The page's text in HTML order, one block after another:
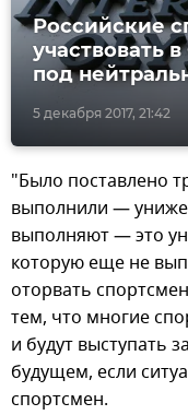
5 декабря 2017, 21:42
Российские
участвовать
под
"Было поставлено
выполнили —
выполняют — это
которую еще не
оторвать
тем, что многие
и будут выступать
будущем, если
спортсмен.